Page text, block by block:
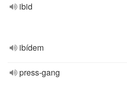
ibid
ibídem
press-gang